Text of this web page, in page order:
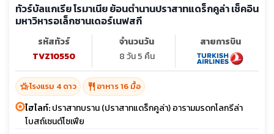
ทัวร์บัลแกเรีย โรมาเนีย ย้อนตำนานปราสาทแดร็กคูล่า เช็คอิน
มหาวิหารอเล็กซานเดอร์เนฟสกี
รหัสทัวร์
TVZ10550
จำนวนวัน
8 วัน 5 คืน
สายการบิน
hotel_classโรงแรม 4 ดาว restaurant อาหาร 16 มื้อ
ไฮไลท์:ปราสาทบราน (ปราสาทแดร็กคูล่า) อารามมรดกโลกรีล่า
โบสถ์เซนต์โซเฟีย